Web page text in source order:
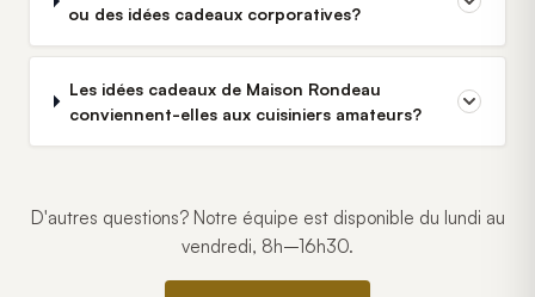
ou des idées cadeaux corporatives?
Les idées cadeaux de Maison Rondeau
conviennent-elles aux cuisiniers amateurs?
D'autres questions? Notre équipe est disponible du lundi au
vendredi, 8h–16h30.